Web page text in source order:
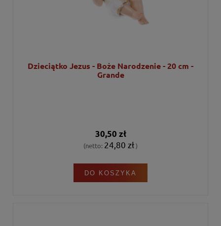
Dzieciątko Jezus - Boże Narodzenie - 20 cm -
Grande
30,50 zł
(netto: 24,80 zł)
DO KOSZYKA